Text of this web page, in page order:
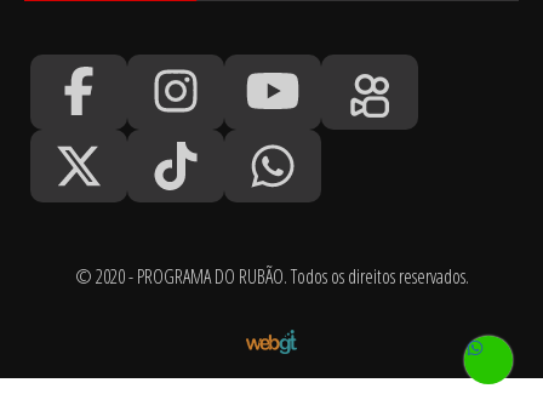
© 2020 - PROGRAMA DO RUBÃO. Todos os direitos reservados.